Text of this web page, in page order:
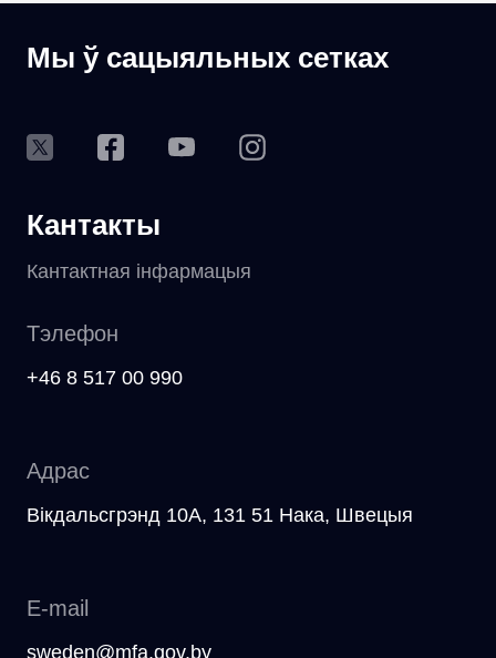
Мы ў сацыяльных сетках
Кантакты
Кантактная інфармацыя
Тэлефон
+46 8 517 00 990
Адрас
Вікдальсгрэнд 10A, 131 51 Нака, Швецыя
E-mail
sweden@mfa.gov.by